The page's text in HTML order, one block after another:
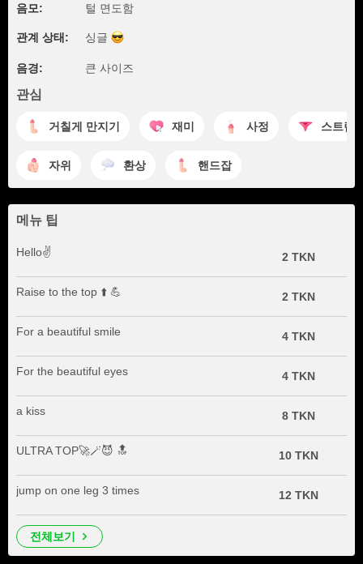
음모: 털 면도함
관계 상태: 싱글
음경: 큰 사이즈
관심
거칠게 만지기 재미 사정 스트립
자위 환상 핸드잡
메뉴 팁
Hello✌️ 2 TKN
Raise to the top ⬆️ 💪 2 TKN
For a beautiful smile 4 TKN
For the beautiful eyes 4 TKN
a kiss 8 TKN
ULTRA TOP🚀🪄😈 🔝 10 TKN
jump on one leg 3 times 12 TKN
전체보기